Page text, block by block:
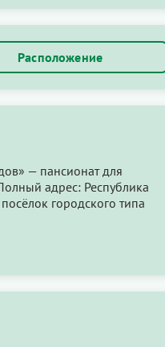
Расположение
— пансионат для
адрес: Республика
городского типа